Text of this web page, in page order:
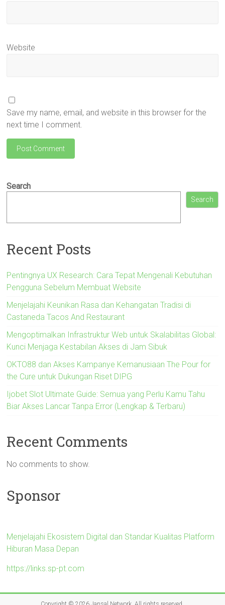
Website
Save my name, email, and website in this browser for the
next time I comment.
Search
Search
Recent Posts
Pentingnya UX Research: Cara Tepat Mengenali Kebutuhan
Pengguna Sebelum Membuat Website
Menjelajahi Keunikan Rasa dan Kehangatan Tradisi di
Castaneda Tacos And Restaurant
Mengoptimalkan Infrastruktur Web untuk Skalabilitas Global:
Kunci Menjaga Kestabilan Akses di Jam Sibuk
OKTO88 dan Akses Kampanye Kemanusiaan The Pour for
the Cure untuk Dukungan Riset DIPG
Ijobet Slot Ultimate Guide: Semua yang Perlu Kamu Tahu
Biar Akses Lancar Tanpa Error (Lengkap & Terbaru)
Recent Comments
No comments to show.
Sponsor
Menjelajahi Ekosistem Digital dan Standar Kualitas Platform
Hiburan Masa Depan
https://links.sp-pt.com